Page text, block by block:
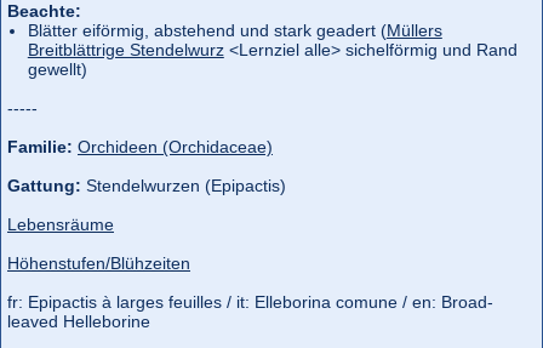
Beachte:
Blätter eiförmig, abstehend und stark geadert (Müllers
Breitblättrige Stendelwurz<Lernziel alle> sichelförmig und Rand
gewellt)
-----
Familie: Orchideen (Orchidaceae)
Gattung: Stendelwurzen (Epipactis)
Lebensräume
Höhenstufen/Blühzeiten
fr: Epipactis à larges feuilles / it: Elleborina comune / en: Broad-
leaved Helleborine